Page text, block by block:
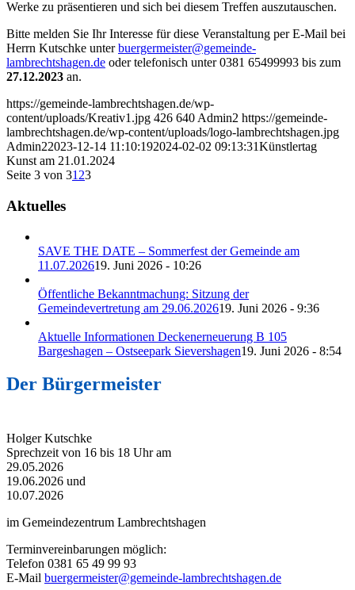
Werke zu präsentieren und sich bei diesem Treffen auszutauschen.
Bitte melden Sie Ihr Interesse für diese Veranstaltung per E-Mail bei
Herrn Kutschke unterbuergermeister@gemeinde-
lambrechtshagen.de oder telefonisch unter 0381 65499993 bis zum
27.12.2023 an.
https://gemeinde-lambrechtshagen.de/wp-
content/uploads/Kreativ1.jpg 426 640 Admin2 https://gemeinde-
lambrechtshagen.de/wp-content/uploads/logo-lambrechtshagen.jpg
Admin22023-12-14 11:10:192024-02-02 09:13:31Künstlertag
Kunst am 21.01.2024
Seite 3 von 31 23
Aktuelles
SAVE THE DATE – Sommerfest der Gemeinde am
11.07.202619. Juni 2026 - 10:26
Öffentliche Bekanntmachung: Sitzung der
Gemeindevertretung am 29.06.202619. Juni 2026 - 9:36
Aktuelle Informationen Deckenerneuerung B 105
Bargeshagen – Ostseepark Sievershagen19. Juni 2026 - 8:54
Der Bürgermeister
Holger Kutschke
Sprechzeit von 16 bis 18 Uhr am
29.05.2026
19.06.2026 und
10.07.2026
im Gemeindezentrum Lambrechtshagen
Terminvereinbarungen möglich:
Telefon 0381 65 49 99 93
E-Mail buergermeister@gemeinde-lambrechtshagen.de